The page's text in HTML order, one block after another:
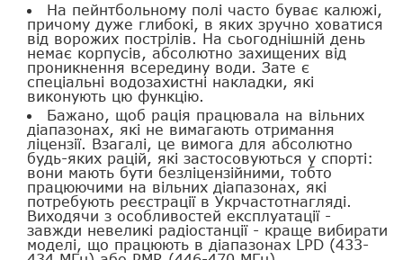
На пейнтбольному полі часто буває калюжі,
причому дуже глибокі, в яких зручно ховатися
від ворожих пострілів. На сьогоднішній день
немає корпусів, абсолютно захищених від
проникнення всередину води. Зате є
спеціальні водозахистні накладки, які
виконують цю функцію.
Бажано, щоб рація працювала на вільних
діапазонах, які не вимагають отримання
ліцензії. Взагалі, це вимога для абсолютно
будь-яких рацій, які застосовуються у спорті:
вони мають бути безліцензійними, тобто
працюючими на вільних діапазонах, які
потребують реєстрації в Укрчастотнагляді.
Виходячи з особливостей експлуатації -
завжди невеликі радіостанції - краще вибирати
моделі, що працюють в діапазонах LPD (433-